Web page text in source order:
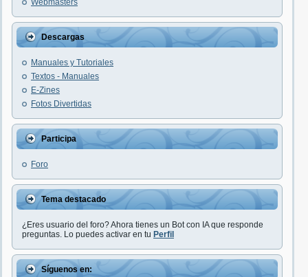
Webmasters
Descargas
Manuales y Tutoriales
Textos - Manuales
E-Zines
Fotos Divertidas
Participa
Foro
Tema destacado
¿Eres usuario del foro? Ahora tienes un Bot con IA que responde
preguntas. Lo puedes activar en tu Perfil
Síguenos en: